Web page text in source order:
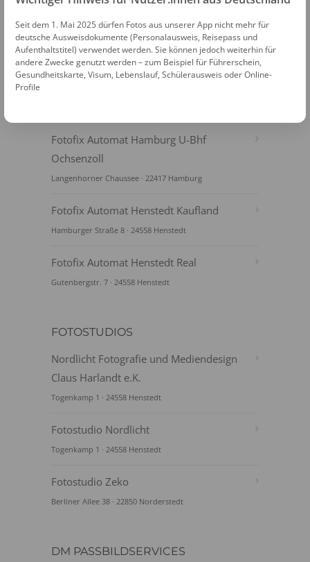
Fotofix Automat Hamburg U-Bhf
Ochsenzoll
Langenhorner Chaussee · 22417 Hamburg
Fotofix Automat Henstedt Kaufland
Hamburger Straße 8 · 24558 Henstedt
Fotofix Automat Henstedt Real
Gutenbergstr. 7 · 24558 Henstedt
FOTOSTUDIOS
Nordlicht Fotografie und Mediendesign
Claus Harlandt e.K.
Togenkamp 1 · 24558 Henstedt
Fotostudio Nordlicht
Togenkamp 1 · 24558 Henstedt
Fotostudio Zeko
Berliner Allee 38 · 22850 Norderstedt
DM PASSBILDSERVICES
Seit dem 1. Mai 2025 dürfen Fotos aus unserer App nicht mehr für
deutsche Ausweisdokumente (Personalausweis, Reisepass und
Aufenthaltstitel) verwendet werden. Sie können jedoch weiterhin für
andere Zwecke genutzt werden – zum Beispiel für Führerschein,
Gesundheitskarte, Visum, Lebenslauf, Schülerausweis oder Online-
Profile